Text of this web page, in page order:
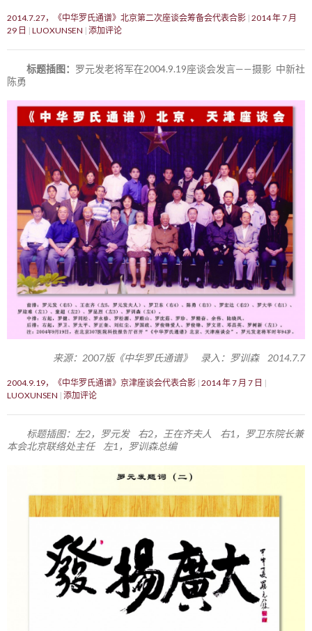
2014.7.27，《中华罗氏通谱》北京第二次座谈会筹备会代表合影 2014 年 7 月
29 日
LUOXUNSEN 添加评论
标题插图： 罗元发老将军在2004.9.19座谈会发言——摄影 中新社
陈勇
来源：2007版《中华罗氏通谱》 录入：罗训森 2014.7.7
2004.9.19，《中华罗氏通谱》京津座谈会代表合影 2014 年 7 月 7 日
LUOXUNSEN 添加评论
标题插图：左2，罗元发 右2，王在齐夫人 右1，罗卫东院长兼
本会北京联络处主任 左1，罗训森总编